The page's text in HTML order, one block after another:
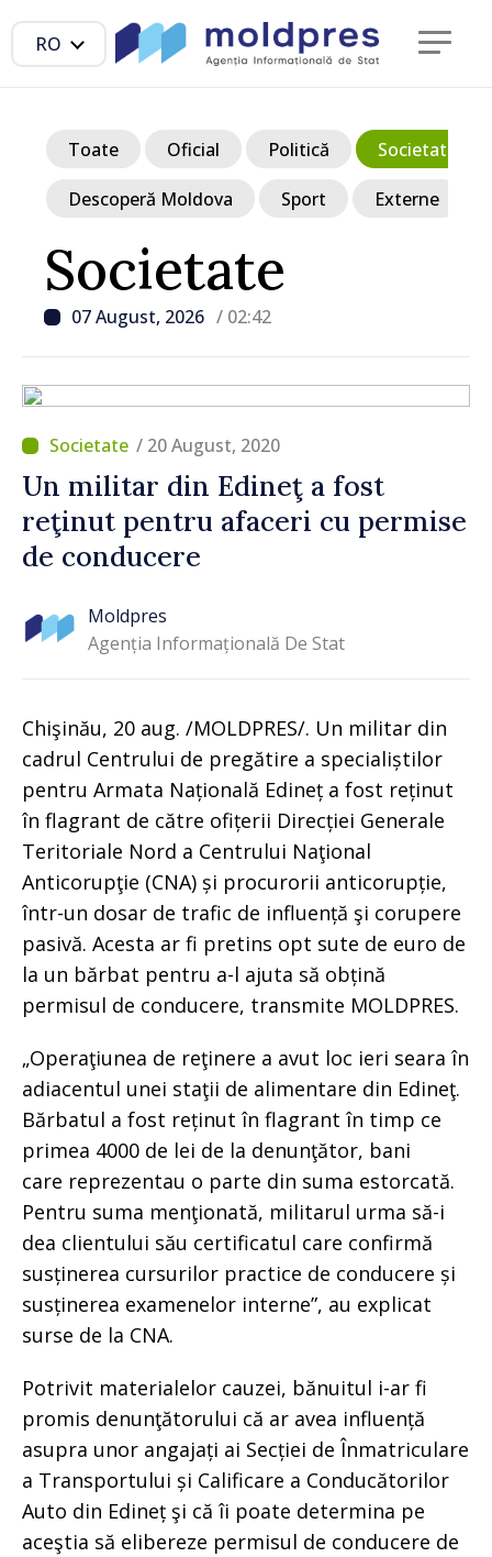
RO
Societate
07 August, 2026 / 02:42
Toate Oficial Politică Societate
Descoperă Moldova Sport Externe
/ 20 August, 2020
Un militar din Edineţ a fost
reţinut pentru afaceri cu permise
de conducere
Moldpres
Agenția Informațională De Stat
Chişinău, 20 aug. /MOLDPRES/. Un militar din
cadrul Centrului de pregătire a specialiștilor
pentru Armata Națională Edineț a fost reținut
în flagrant de către ofițerii Direcției Generale
Teritoriale Nord a Centrului Naţional
Anticorupţie (CNA) și procurorii anticorupție,
într-un dosar de trafic de influență şi corupere
pasivă. Acesta ar fi pretins opt sute de euro de
la un bărbat pentru a-l ajuta să obțină
permisul de conducere, transmite MOLDPRES.
„Operaţiunea de reţinere a avut loc ieri seara în
adiacentul unei staţii de alimentare din Edineţ.
Bărbatul a fost reținut în flagrant în timp ce
primea 4000 de lei de la denunţător, bani
care reprezentau o parte din suma estorcată.
Pentru suma menţionată, militarul urma să-i
dea clientului său certificatul care confirmă
susținerea cursurilor practice de conducere și
susținerea examenelor interne”, au explicat
surse de la CNA.
Potrivit materialelor cauzei, bănuitul i-ar fi
promis denunţătorului că ar avea influență
asupra unor angajați ai Secției de Înmatriculare
a Transportului și Calificare a Conducătorilor
Auto din Edineț şi că îi poate determina pe
aceştia să elibereze permisul de conducere de